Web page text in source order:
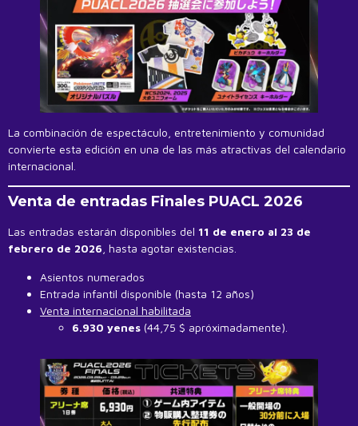
La combinación de espectáculo, entretenimiento y comunidad
convierte esta edición en una de las más atractivas del calendario
internacional.
Venta de entradas Finales PUACL 2026
Las entradas estarán disponibles del 11 de enero al 23 de
febrero de 2026 , hasta agotar existencias.
Asientos numerados
Entrada infantil disponible (hasta 12 años)
Venta internacional habilitada
6.930 yenes (44,75 $ apróximadamente).